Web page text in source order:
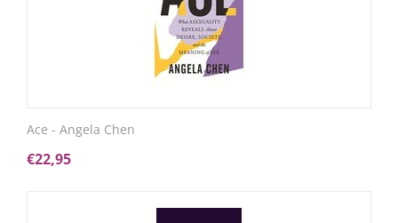
Ace - Angela Chen
€22,95